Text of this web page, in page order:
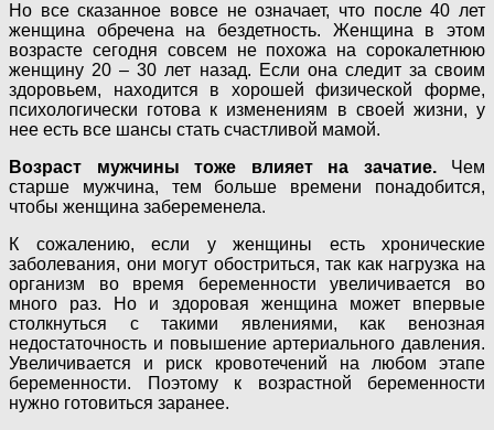
Но все сказанное вовсе не означает, что после 40 лет
женщина обречена на бездетность. Женщина в этом
возрасте сегодня совсем не похожа на сорокалетнюю
женщину 20 – 30 лет назад. Если она следит за своим
здоровьем, находится в хорошей физической форме,
психологически готова к изменениям в своей жизни, у
нее есть все шансы стать счастливой мамой.
Возраст мужчины тоже влияет на зачатие.Чем
старше мужчина, тем больше времени понадобится,
чтобы женщина забеременела.
К сожалению, если у женщины есть хронические
заболевания, они могут обостриться, так как нагрузка на
организм во время беременности увеличивается во
много раз. Но и здоровая женщина может впервые
столкнуться с такими явлениями, как венозная
недостаточность и повышение артериального давления.
Увеличивается и риск кровотечений на любом этапе
беременности. Поэтому к возрастной беременности
нужно готовиться заранее.